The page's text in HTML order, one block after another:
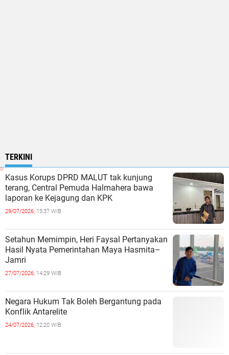
TERKINI
Kasus Korups DPRD MALUT tak kunjung
terang, Central Pemuda Halmahera bawa
laporan ke Kejagung dan KPK
29/07/2026, 15:37 WIB
Setahun Memimpin, Heri Faysal Pertanyakan
Hasil Nyata Pemerintahan Maya Hasmita–
Jamri
27/07/2026, 14:29 WIB
Negara Hukum Tak Boleh Bergantung pada
Konflik Antarelite
24/07/2026, 12:20 WIB